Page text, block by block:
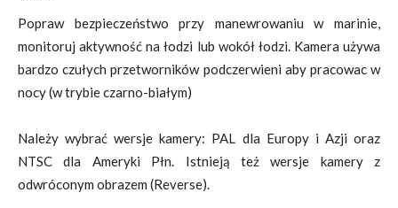
Popraw bezpieczeństwo przy manewrowaniu w marinie,
monitoruj aktywność na łodzi lub wokół łodzi. Kamera używa
bardzo czułych przetworników podczerwieni aby pracowac w
nocy (w trybie czarno-białym)
Należy wybrać wersje kamery: PAL dla Europy i Azji oraz
NTSC dla Ameryki Płn. Istnieją też wersje kamery z
odwróconym obrazem (Reverse).